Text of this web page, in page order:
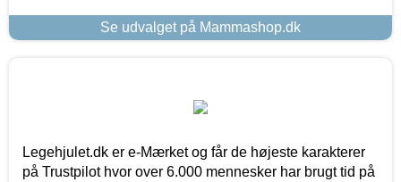
Se udvalget på Mammashop.dk
Legehjulet.dk er e-Mærket og får de højeste karakterer
på Trustpilot hvor over 6.000 mennesker har brugt tid på